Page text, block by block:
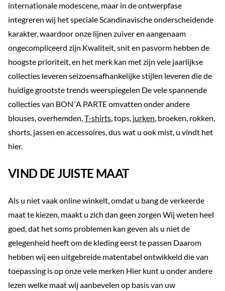
internationale modescene, maar in de ontwerpfase
integreren wij het speciale Scandinavische onderscheidende
karakter, waardoor onze lijnen zuiver en aangenaam
ongecompliceerd zijn Kwaliteit, snit en pasvorm hebben de
hoogste prioriteit, en het merk kan met zijn vele jaarlijkse
collecties leveren seizoensafhankelijke stijlen leveren die de
huidige grootste trends weerspiegelen De vele spannende
collecties van BON´A PARTE omvatten onder andere
blouses, overhemden,T-shirts, tops, jurken, broeken, rokken,
shorts, jassen en accessoires, dus wat u ook mist, u vindt het
hier.
VIND DE JUISTE MAAT
Als u niet vaak online winkelt, omdat u bang de verkeerde
maat te kiezen, maakt u zich dan geen zorgen Wij weten heel
goed, dat het soms problemen kan geven als u niet de
gelegenheid heeft om de kleding eerst te passen Daarom
hebben wij een uitgebreide matentabel ontwikkeld die van
toepassing is op onze vele merken Hier kunt u onder andere
lezen welke maat wij aanbevelen op basis van uw